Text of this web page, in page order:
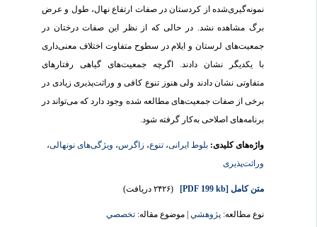
نمونه‌گیری‌شده از کردستان در صفات ارتفاع نهال، طول و عرض
برگ مشاهده نشد. در حالی که از نظر این صفات درختان در
جمعیت‌های لرستان و ایلام در سطوح متفاوت اختلاف معنی‌داری
با یکدیگر نشان دادند. اگرچه جمعیت‌های گیاهی رفتارهای
متفاوتی نشان دادند ولی هنوز تنوع کافی و وراثت‌پذیری زیادی در
برخی از صفات جمعیت‌های مطالعه شده وجود دارد که می‌تواند در
برنامه‌های اصلاحی به‌کار گرفته شود.
واژه‌های کلیدی:بلوط ایرانی، تنوع،زاگرس، ویژگی‌های نونهالی،
وراثت‌پذیری
متن کامل[PDF 199 kb] (۲۴۲۶ دریافت)
نوع مطالعه:پژوهشي| موضوع مقاله:تخصصي